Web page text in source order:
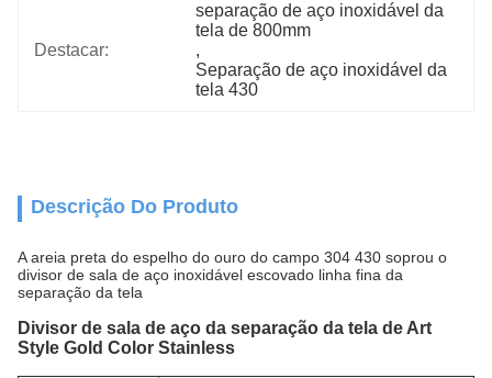
Destacar:
separação de aço inoxidável da
tela de 800mm
,
Separação de aço inoxidável da
tela 430
Descrição Do Produto
A areia preta do espelho do ouro do campo 304 430 soprou o
divisor de sala de aço inoxidável escovado linha fina da
separação da tela
Divisor de sala de aço da separação da tela de Art
Style Gold Color Stainless